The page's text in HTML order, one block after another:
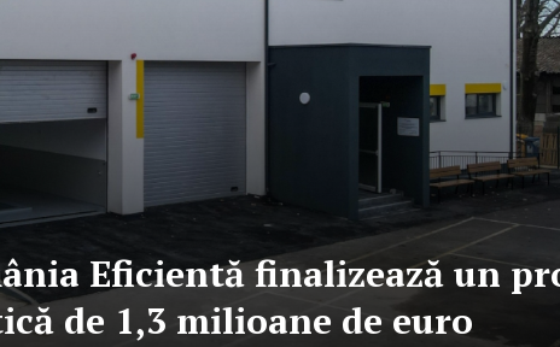
Eficientă finalizează un
de 1,3 milioane de euro